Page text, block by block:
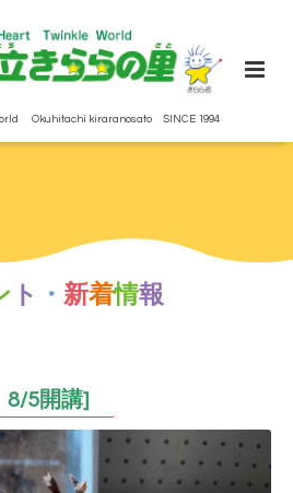
Okuhitachi kiraranosato SINCE 1994
ト ・ 新着情報
8/5開講]